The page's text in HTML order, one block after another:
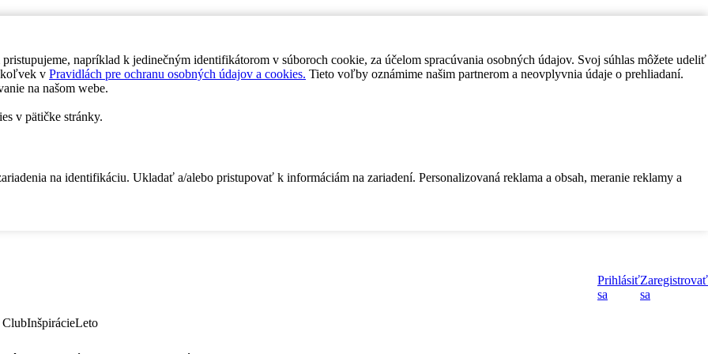
napríklad k jedinečným identifikátorom v súboroch cookie, za účelom spracúvania osobných údajov. Svoj súhlas môžete udeliť
v Pravidlách pre ochranu osobných údajov a cookies. Tieto voľby oznámime našim partnerom a neovplyvnia údaje o prehliadaní.
na našom webe.
v pätičke stránky.
na identifikáciu. Ukladať a/alebo pristupovať k informáciám na zariadení. Personalizovaná reklama a obsah, meranie reklamy a
Prihlásiť
sa
Zaregistrovať
sa
ClubInšpirácieLeto